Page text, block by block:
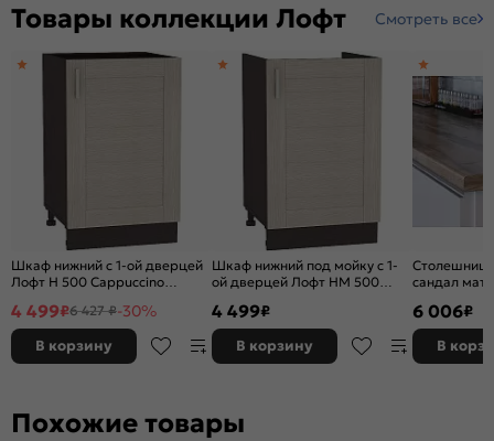
Товары коллекции Лофт Смотреть все
Шкаф нижний с 1-ой дверцей
Лофт Н 500 Cappuccino
4 499₽6 427 ₽-30%
В корзину
Шкаф нижний под мойку с 1-
ой дверцей Лофт НМ 500
4 499₽
В корзину
сандал
6 006₽
В
Похожие товары